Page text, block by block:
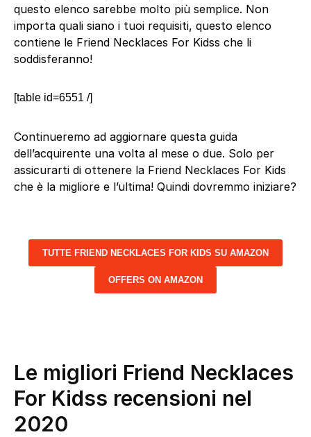
questo elenco sarebbe molto più semplice. Non
importa quali siano i tuoi requisiti, questo elenco
contiene le Friend Necklaces For Kidss che li
soddisferanno!
[table id=6551 /]
Continueremo ad aggiornare questa guida
dell’acquirente una volta al mese o due. Solo per
assicurarti di ottenere la Friend Necklaces For Kids
che è la migliore e l’ultima! Quindi dovremmo iniziare?
TUTTE FRIEND NECKLACES FOR KIDS SU AMAZON
OFFERS ON AMAZON
Le migliori Friend Necklaces
For Kidss recensioni nel
2020